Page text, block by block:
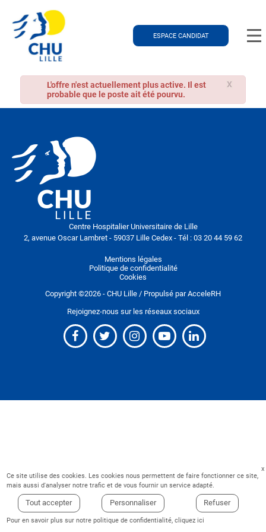
Ce site utilise des cookies. Les cookies nous permettent de faire fonctionner ce site,
mais aussi d'analyser notre trafic et de vous fournir un service adapté.
Tout accepter Personnaliser Refuser
Pour en savoir plus sur notre politique de confidentialité,cliquez ici
ESPACE CANDIDAT
X
L'offre n'est actuellement plus active. Il est
probable que le poste ait été pourvu.
Centre Hospitalier Universitaire de Lille
2, avenue Oscar Lambret - 59037 Lille Cedex - Tél : 03 20 44 59 62
Mentions légales
Politique de confidentialité
Cookies
Copyright ©2026 - CHU Lille / Propulsé parAcceleRH
Rejoignez-nous sur les réseaux sociaux